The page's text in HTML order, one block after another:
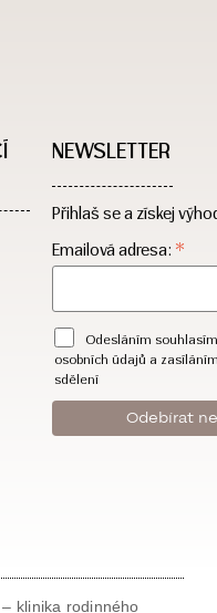
NEWSLETTER
Přihlaš se a získej
Emailová adresa: *
Odesláním
osobních údajů a
sdělení
klinika rodinného